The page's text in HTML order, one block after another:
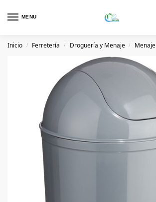
MENU
Inicio / Ferretería / Droguería y Menaje / Menaje